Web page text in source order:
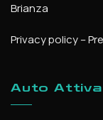
Brianza
Privacy policy–
Auto Attiva